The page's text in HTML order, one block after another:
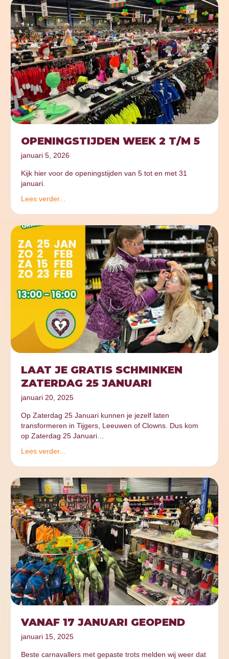
OPENINGSTIJDEN WEEK 2 T/M 5
januari 5, 2026
Kijk hier voor de openingstijden van 5 tot en met 31
januari.
Lees verder...
LAAT JE GRATIS SCHMINKEN
ZATERDAG 25 JANUARI
januari 20, 2025
Op Zaterdag 25 Januari kunnen je jezelf laten
transformeren in Tijgers, Leeuwen of Clowns. Dus kom
op Zaterdag 25 Januari…
Lees verder...
VANAF 17 JANUARI GEOPEND
januari 15, 2025
Beste carnavallers met gepaste trots melden wij weer dat